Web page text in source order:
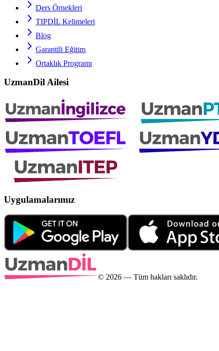
Ders Örnekleri
TIPDİL Kelimeleri
Blog
Garantili Eğitim
Ortaklık Programı
UzmanDil Ailesi
Uygulamalarımız
© 2026 — Tüm hakları saklıdır.